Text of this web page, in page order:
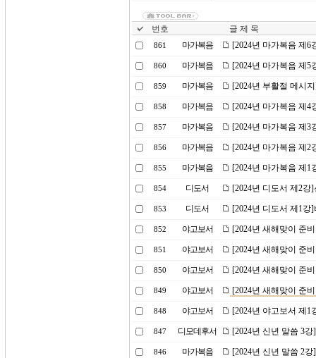
번호 글 제 목
861 마가복음 [2024년 마가복음 제6
860 마가복음 [2024년 마가복음 제5
859 마가복음 [2024년 부활절 메시
858 마가복음 [2024년 마가복음 제4
857 마가복음 [2024년 마가복음 제3
856 마가복음 [2024년 마가복음 제2
855 마가복음 [2024년 마가복음 제
854 디도서 [2024년 디도서 제2
853 디도서 [2024년 디도서 제1
852 야고보서 [2024년 새해맞이 준
851 야고보서 [2024년 새해맞이 준
850 야고보서 [2024년 새해맞이 준
849 야고보서 [2024년 새해맞이 준
848 야고보서 [2024년 야고보서 제
847 디모데후서 [2024년 신년 말씀 3
846 마가복음 [2024년 신년 말씀 2